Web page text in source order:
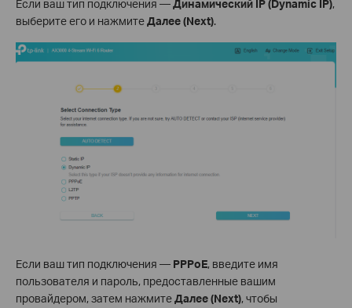
Если ваш тип подключения —Динамический IP (Dynamic IP),
выберите его и нажмитеДалее (Next).
Если ваш тип подключения — PPPoE, введите имя
пользователя и пароль, предоставленные вашим
провайдером, затем нажмитеДалее (Next), чтобы